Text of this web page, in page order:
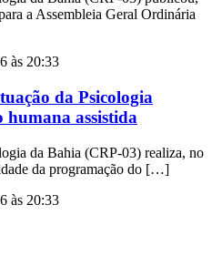
a Assembleia Geral Ordinária
às 20:33
da Psicologia
assistida
da Bahia (CRP-03) realiza, no
da programação do […]
às 20:33